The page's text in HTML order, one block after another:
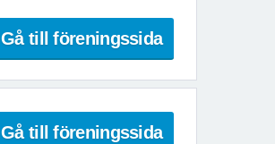
Gå till föreningssida
Gå till föreningssida